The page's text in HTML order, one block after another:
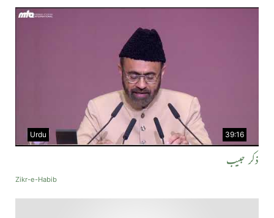
39:16
Urdu
ذکر حبیب
Zikr-e-Habib